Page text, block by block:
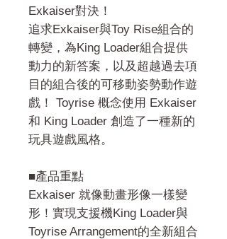
Exkaiser對決！
追求Exkaiser與Toy Rise組合的
轉變，為King Loader組合提供
動力的新答案，以及超越過去項
目的組合後的可移動姿勢動作遊
戲！ Toyrise 概念使用 Exkaiser
和 King Loader 創造了一種新的
玩具遊戲風格。
■產品重點
Exkaiser 就像動畫形像一樣變
形！實現支援機King Loader與
Toyrise Arrangement的全新組合